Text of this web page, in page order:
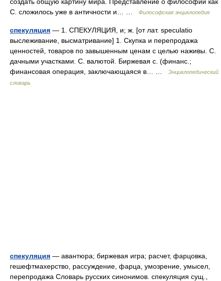
С. сложилось уже в античности и… …
Философская энциклопедия
спекуляция — 1. СПЕКУЛЯЦИЯ, и; ж. [от лат. speculatio
выслеживание, высматривание] 1. Скупка и перепродажа
ценностей, товаров по завышенным ценам с целью наживы. С.
дачными участками. С. валютой. Биржевая с. (финанс.;
финансовая операция, заключающаяся в… …
Энциклопедический
словарь
спекуляция — авантюра; биржевая игра; расчет, фарцовка,
гешефтмахерство, рассуждение, фарца, умозрение, умысел,
перепродажа Словарь русских синонимов. спекуляция сущ.,